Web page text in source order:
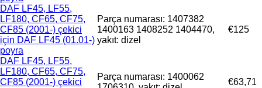
DAF LF45, LF55,
LF180, CF65, CF75,
CF85 (2001-) çekici
için DAF LF45 (01.01-)
poyra
Parça numarası: 1407382
1400163 1408252 1404470,
yakıt: dizel
€125
DAF LF45, LF55,
LF180, CF65, CF75,
CF85 (2001-) çekici
Parça numarası: 1400062
€63,71